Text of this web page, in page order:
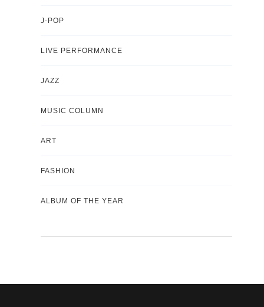
J-POP
LIVE PERFORMANCE
JAZZ
MUSIC COLUMN
ART
FASHION
ALBUM OF THE YEAR